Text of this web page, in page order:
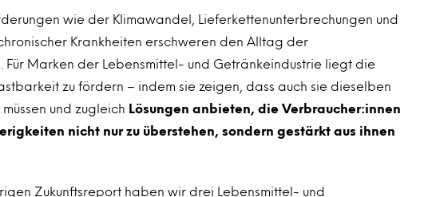
wie der Klimawandel, Lieferkettenunterbrechungen und
Krankheiten erschweren den Alltag der
Für Marken der Lebensmittel- und Getränkeindustrie liegt die
zu fördern – indem sie zeigen, dass auch sie dieselben
und zugleich Lösungen anbieten, die Verbraucher:innen
nicht nur zu überstehen, sondern gestärkt aus ihnen
Zukunftsreport haben wir drei Lebensmittel- und